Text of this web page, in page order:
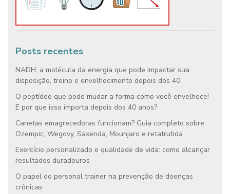
Posts recentes
NADH: a molécula da energia que pode impactar sua
disposição, treino e envelhecimento depois dos 40
O peptídeo que pode mudar a forma como você envelhece!
E por que isso importa depois dos 40 anos?
Canetas emagrecedoras funcionam? Guia completo sobre
Ozempic, Wegovy, Saxenda, Mounjaro e retatrutida
Exercício personalizado e qualidade de vida: como alcançar
resultados duradouros
O papel do personal trainer na prevenção de doenças
crônicas